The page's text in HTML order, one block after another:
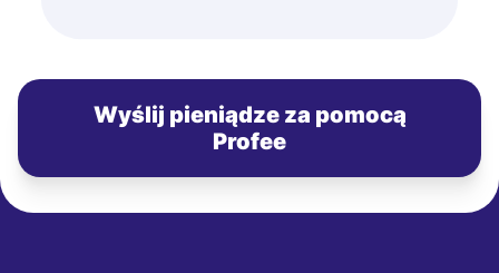
Wyślij pieniądze za pomocą
Profee